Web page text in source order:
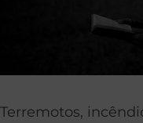
Terremotos,